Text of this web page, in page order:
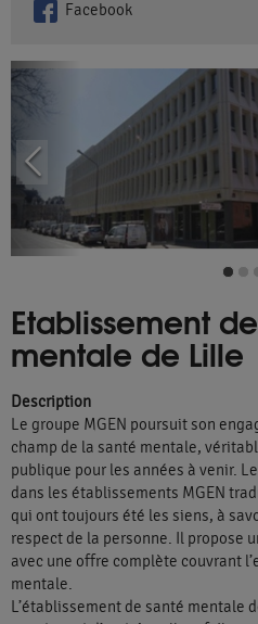
Facebook
Etablissement
mentale de Lille
Description
Le groupe MGEN poursuit son
champ de la santé mentale,
publique pour les années à venir.
dans les établissements MGEN
qui ont toujours été les siens, à
respect de la personne. Il propose
avec une offre complète couvrant
mentale.
L’établissement de santé mentale